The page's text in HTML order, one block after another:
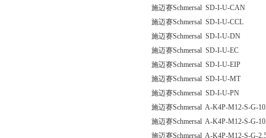
施迈赛Schmersal SD-I-U-CAN
施迈赛Schmersal SD-I-U-CCL
施迈赛Schmersal SD-I-U-DN
施迈赛Schmersal SD-I-U-EC
施迈赛Schmersal SD-I-U-EIP
施迈赛Schmersal SD-I-U-MT
施迈赛Schmersal SD-I-U-PN
施迈赛Schmersal A-K4P-M12-S-G-
施迈赛Schmersal A-K4P-M12-S-G-
施迈赛Schmersal A-K4P-M12-S-G-